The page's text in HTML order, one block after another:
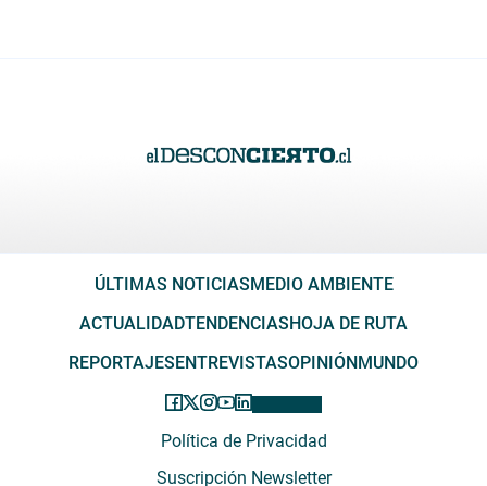
ÚLTIMAS NOTICIASMEDIO AMBIENTE
ACTUALIDADTENDENCIASHOJA DE RUTA
REPORTAJESENTREVISTASOPINIÓNMUNDO
Política de Privacidad
Suscripción Newsletter